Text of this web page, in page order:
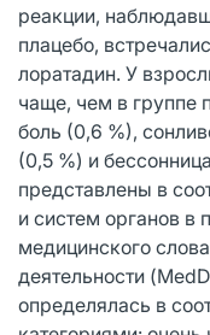
реакции,
плацебо,
лоратадин. У
чаще, чем в группе
боль (0,6 %),
(0,5 %) и
представлены в
и систем органов в
медицинского
деятельности
определялась в